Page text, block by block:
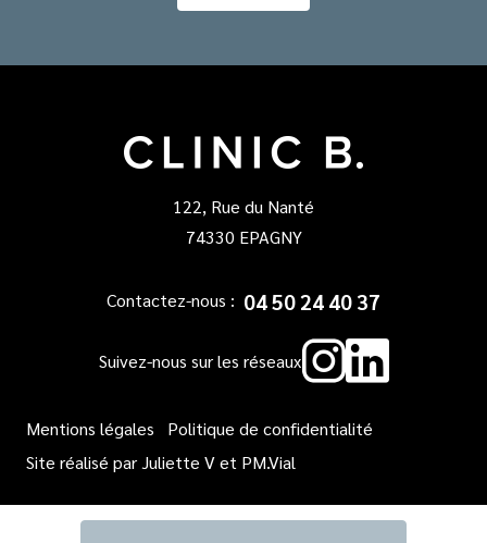
122, Rue du Nanté
74330 EPAGNY
Contactez-nous : 04 50 24 40 37
Suivez-nous sur les réseaux
Mentions légales
Politique de confidentialité
Site réalisé par Juliette Vet PM.Vial